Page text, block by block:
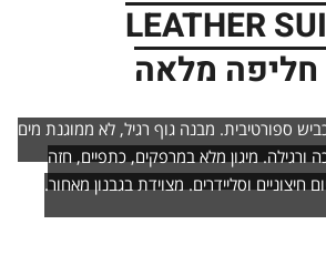
LEATHER
ספורטיבית. מבנה גוף רגיל, לא ממוגנת מים
ורגילה. מיגון מלא במרפקים, כתפיים, חזה
חיצוניים וסליידרים. מצוידת בגבנון מאחור.